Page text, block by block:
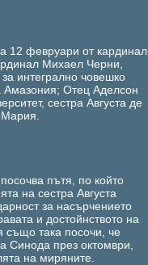
12 февруари от кардинал
Михаел Черни,
интегрално човешко
Амазония; Отец Аделсон
сестра Августа де
пътя, по който
на сестра Августа
за насърчението
и достойнството на
също така посочи, че
Синода през октомври,
на миряните.